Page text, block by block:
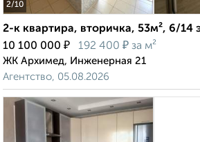
2/10
2-к квартира, вторичка, 53м², 6/14
10 100 000 ₽ 192 400 ₽ за м²
ЖК Архимед, Инженерная 21
Агентство, 05.08.2026